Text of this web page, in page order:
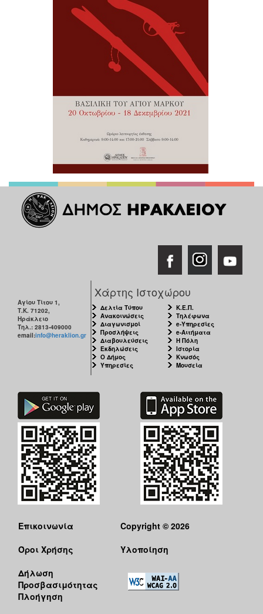
Αγίου Τίτου 1,
Τ.Κ. 71202,
Ηράκλειο
Τηλ.: 2813-409000
email:info@heraklion.gr
Χάρτης Ιστοχώρου
Δελτία Τύπου
Ανακοινώσεις
Διαγωνισμοί
Προσλήψεις
Διαβουλεύσεις
Εκδηλώσεις
Ο Δήμος
Υπηρεσίες
Κ.Ε.Π.
Τηλέφωνα
e-Υπηρεσίες
e-Αιτήματα
Η Πόλη
Ιστορία
Κνωσός
Μουσεία
Επικοινωνία
Όροι Χρήσης
Δήλωση
Προσβασιμότητας
Πλοήγηση
Copyright © 2026
Υλοποίηση